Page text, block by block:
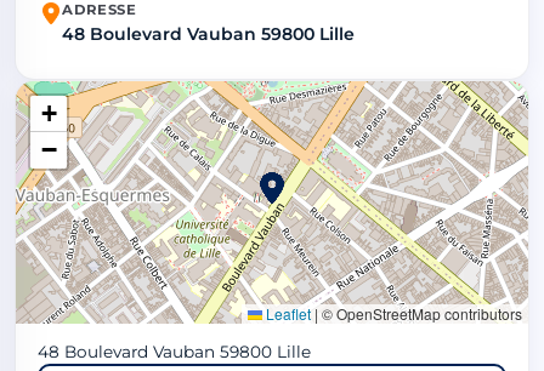
ADRESSE
48 Boulevard Vauban 59800 Lille
+
−
Leaflet | © OpenStreetMap contributors
48 Boulevard Vauban 59800 Lille